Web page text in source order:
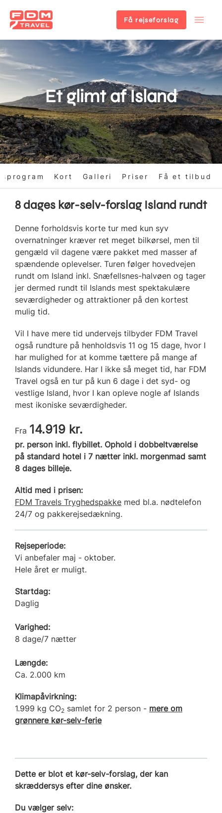
til
hovedindhold
Få rejseforslag
Et glimt af Island
Kort Galleri Priser Få et tilbud
8 dages kør-selv-forslag Island rundt
Denne forholdsvis korte tur med kun syv
overnatninger kræver ret meget bilkørsel, men til
gengæld vil dagene være pakket med masser af
spændende oplevelser. Turen følger hovedvejen
rundt om Island inkl. Snæfellsnes-halvøen og tager
jer dermed rundt til Islands mest spektakulære
seværdigheder og attraktioner på den kortest
mulig tid.
Vil I have mere tid undervejs tilbyder FDM Travel
også rundture på henholdsvis 11 og 15 dage, hvor I
har mulighed for at komme tættere på mange af
Islands vidundere. Har I ikke så meget tid, har FDM
Travel også en tur på kun 6 dage i det syd- og
vestlige Island, hvor I kan opleve nogle af Islands
mest ikoniske seværdigheder.
Fra 14.919 kr.
pr. person inkl. flybillet. Ophold i dobbeltværelse
på standard hotel i 7 nætter inkl. morgenmad samt
8 dages billeje.
Altid med i prisen:
FDM Travels Tryghedspakke med bl.a. nødtelefon
24/7 og pakkerejsedækning.
Rejseperiode:
Vi anbefaler maj - oktober.
Hele året er muligt.
Startdag:
Daglig
Varighed:
8 dage/7 nætter
Længde:
Ca. 2.000 km
Klimapåvirkning:
1.999 kg CO2 samlet for 2 person - mere om
grønnere kør-selv-ferie
Dette er blot et kør-selv-forslag, der kan
skræddersys efter dine ønsker.
Du vælger selv: